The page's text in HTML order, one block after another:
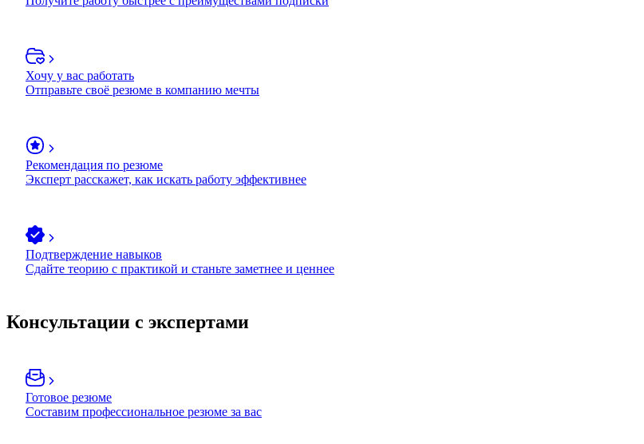
Хочу у вас работать
Отправьте своё резюме в компанию мечты
Рекомендация по резюме
Эксперт расскажет, как искать работу эффективнее
Подтверждение навыков
Сдайте теорию с практикой и станьте заметнее и ценнее
Консультации с экспертами
Готовое резюме
Составим профессиональное резюме за вас